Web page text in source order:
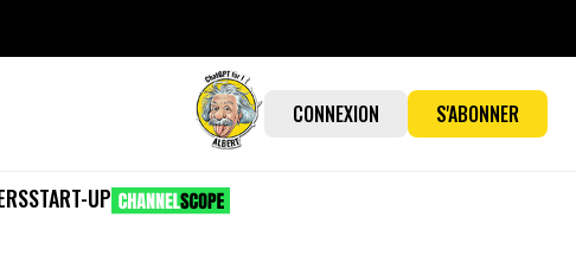
CONNEXION S'ABONNER
START-UP